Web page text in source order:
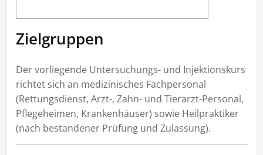
Zielgruppen
Der vorliegende Untersuchungs- und Injektionskurs
richtet sich an medizinisches Fachpersonal
(Rettungsdienst, Arzt-, Zahn- und Tierarzt-Personal,
Pflegeheimen, Krankenhäuser) sowie Heilpraktiker
(nach bestandener Prüfung und Zulassung).